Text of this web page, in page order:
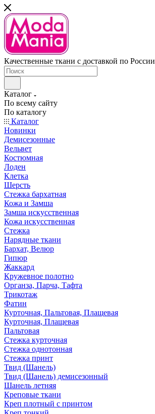
Качественные ткани с доставкой по России
Каталог
По всему сайту
По каталогу
Каталог
Новинки
Демисезонные
Вельвет
Костюмная
Лоден
Клетка
Шерсть
Стежка бархатная
Кожа и Замша
Замша искусственная
Кожа искусственная
Стежка
Нарядные ткани
Бархат, Велюр
Гипюр
Жаккард
Кружевное полотно
Органза, Парча, Тафта
Трикотаж
Фатин
Курточная, Пальтовая, Плащевая
Курточная, Плащевая
Пальтовая
Стежка курточная
Стежка однотонная
Стежка принт
Твид (Шанель)
Твид (Шанель) демисезонный
Шанель летняя
Креповые ткани
Креп плотный с принтом